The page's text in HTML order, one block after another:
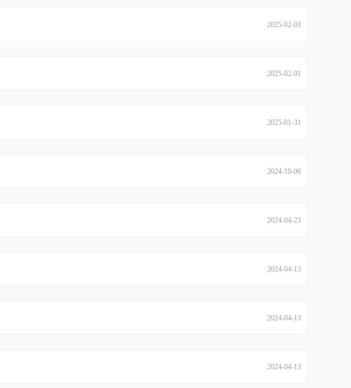
2025-02-03
2025-02-01
2025-01-31
2024-10-06
2024-04-23
2024-04-13
2024-04-13
2024-04-13